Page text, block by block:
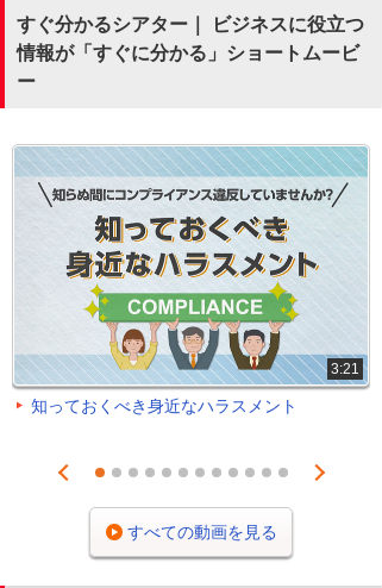
すぐ分かるシアター｜ ビジネスに役立つ
情報が「すぐに分かる」ショートムービ
ー
3:21
知っておくべき身近なハラスメント
Prev
1 2 3 4 5 6 7 8 9 101112
Next
すべての動画を見る